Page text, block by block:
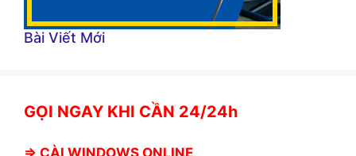
Bài Viết Mới
GỌI NGAY KHI CẦN 24/24h